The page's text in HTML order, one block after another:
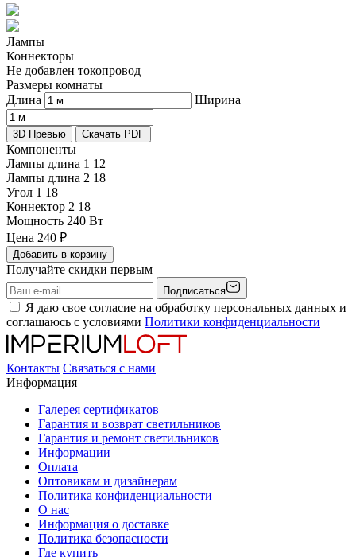
Лампы
Коннекторы
Не добавлен токопровод
Размеры комнаты
Длина
Ширина
3D Превью Скачать PDF
Компоненты
Лампы длина 1 12
Лампы длина 2 18
Угол 1 18
Коннектор 2 18
Мощность 240 Вт
Цена 240 ₽
Добавить в корзину
Получайте скидки первым
Подписаться
Я даю свое согласие на обработку персональных данных и
соглашаюсь с условиями Политики конфиденциальности
Контакты Связаться с нами
Информация
Галерея сертификатов
Гарантия и возврат светильников
Гарантия и ремонт светильников
Информации
Оплата
Оптовикам и дизайнерам
Политика конфиденциальности
О нас
Информация о доставке
Политика безопасности
Где купить